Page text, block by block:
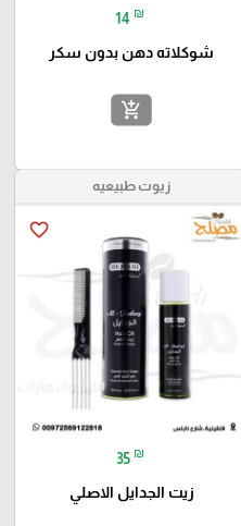
14 ₪
شوكلاته دهن بدون سكر
add_shopping_cart
زيوت طبيعيه
favorite_border
35 ₪
زيت الجدايل الاصلي